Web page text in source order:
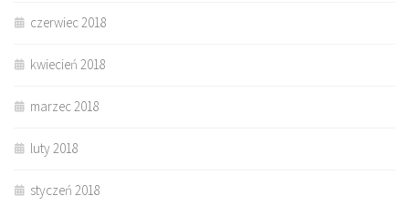
czerwiec 2018
kwiecień 2018
marzec 2018
luty 2018
styczeń 2018